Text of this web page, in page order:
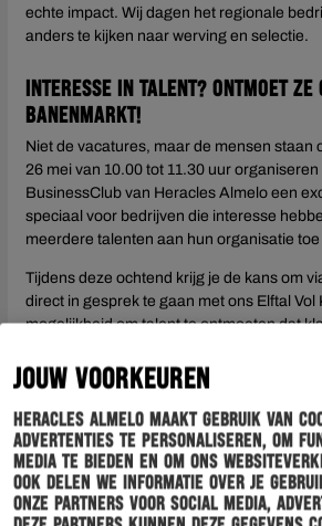
JOUW VOORKEUREN
Heracles Almelo maakt gebruik van
advertenties te personaliseren, om
media te bieden en om ons
Ook delen we informatie over je
onze partners voor social media,
echte impact. Wij dagen het regionale
anders te kijken naar werving en selectie.
Interesse in talent? Ontmoet ze
banenmarkt!
Niet de vacatures, maar de mensen staan
26 mei van 10.00 tot 11.30 uur organiseren
BusinessClub van Heracles Almelo een
speciaal voor bedrijven die interesse
meerdere talenten aan hun organisatie
Tijdens deze ochtend krijg je de kans om
direct in gesprek te gaan met ons Elftal Vol
mogelijkheid om talent te ontmoeten dat
Interesse? Meld je aan en laat geen talent
contact op met de Heracles Foundation via
foundation@heracles.nlof bel naar